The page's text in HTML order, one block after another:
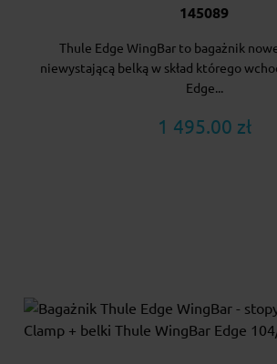
145089
Thule Edge WingBar to bagażnik
niewystającą belką w skład którego
Edge...
1 495.00 zł